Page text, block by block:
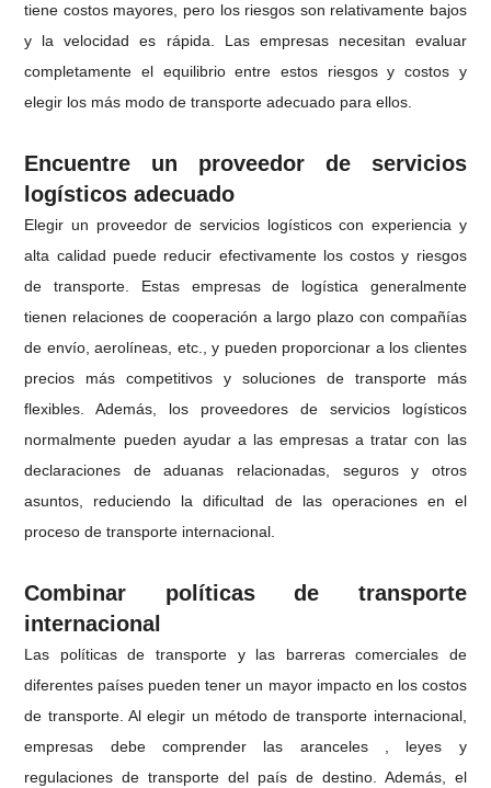
tiene costos mayores, pero los riesgos son relativamente bajos
y la velocidad es rápida. Las empresas necesitan evaluar
completamente el equilibrio entre estos riesgos y costos y
elegir los más modo de transporte adecuado para ellos.
Encuentre un proveedor de servicios
logísticos adecuado
Elegir un proveedor de servicios logísticos con experiencia y
alta calidad puede reducir efectivamente los costos y riesgos
de transporte. Estas empresas de logística generalmente
tienen relaciones de cooperación a largo plazo con compañías
de envío, aerolíneas, etc., y pueden proporcionar a los clientes
precios más competitivos y soluciones de transporte más
flexibles. Además, los proveedores de servicios logísticos
normalmente pueden ayudar a las empresas a tratar con las
declaraciones de aduanas relacionadas, seguros y otros
asuntos, reduciendo la dificultad de las operaciones en el
proceso de transporte internacional.
Combinar políticas de transporte
internacional
Las políticas de transporte y las barreras comerciales de
diferentes países pueden tener un mayor impacto en los costos
de transporte. Al elegir un método de transporte internacional,
empresas debe comprender las aranceles , leyes y
regulaciones de transporte del país de destino. Además, el